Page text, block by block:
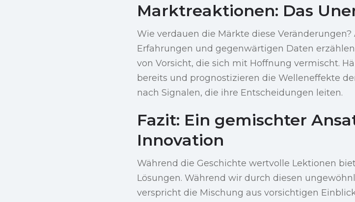
Marktreaktionen: Das
Wie verdauen die Märkte diese
Erfahrungen und gegenwärtigen Daten
von Vorsicht, die sich mit Hoffnung vermischt.
bereits und prognostizieren die Welleneffekte
nach Signalen, die ihre Entscheidungen leiten.
Fazit: Ein gemischter
Innovation
Während die Geschichte wertvolle Lektionen
Lösungen. Während wir durch diesen
verspricht die Mischung aus vorsichtigen